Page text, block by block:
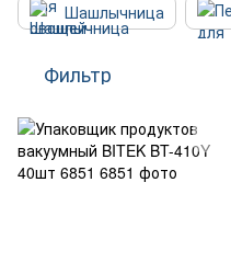
Шашлычница
Фильтр